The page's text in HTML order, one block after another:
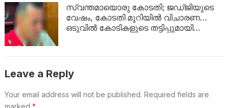
ടയറുകൾ
സ്വന്തമായൊരു കോടതി; ജഡ്ജിയുടെ
വേഷം, കോടതി മുറിയിൽ വിചാരണ…
ഒടുവിൽ കോടികളുടെ തട്ടിപ്പുമായി
Leave a Reply
Your email address will not be published. Required fields are